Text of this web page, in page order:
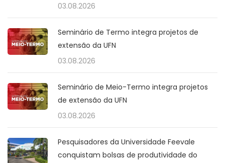
03.08.2026
Seminário de Termo integra projetos de
extensão da UFN
03.08.2026
Seminário de Meio-Termo integra projetos
de extensão da UFN
03.08.2026
Pesquisadores da Universidade Feevale
conquistam bolsas de produtividade do